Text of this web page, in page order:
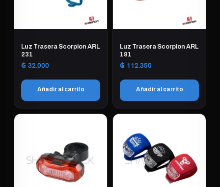
Luz Trasera Scorpion ARL
231
₲ 32.000
Añadir al carrito
Luz Trasera Scorpion ARL
181
₲ 112.350
Añadir al carrito